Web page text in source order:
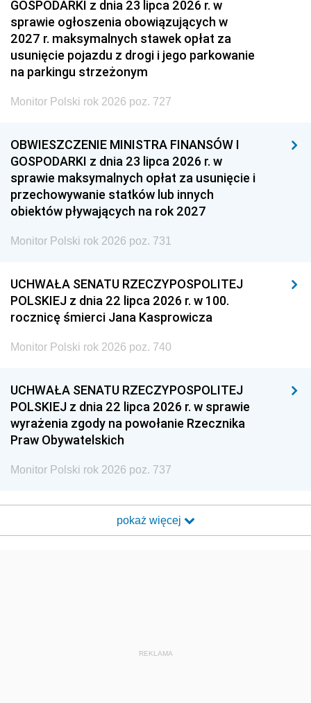
GOSPODARKI z dnia 23 lipca 2026 r. w
sprawie ogłoszenia obowiązujących w
2027 r. maksymalnych stawek opłat za
usunięcie pojazdu z drogi i jego parkowanie
na parkingu strzeżonym
Monitor Polski rok 2026 poz. 727
OBWIESZCZENIE MINISTRA FINANSÓW I
GOSPODARKI z dnia 23 lipca 2026 r. w
sprawie maksymalnych opłat za usunięcie i
przechowywanie statków lub innych
obiektów pływających na rok 2027
Monitor Polski rok 2026 poz. 731
UCHWAŁA SENATU RZECZYPOSPOLITEJ
POLSKIEJ z dnia 22 lipca 2026 r. w 100.
rocznicę śmierci Jana Kasprowicza
Monitor Polski rok 2026 poz. 740
UCHWAŁA SENATU RZECZYPOSPOLITEJ
POLSKIEJ z dnia 22 lipca 2026 r. w sprawie
wyrażenia zgody na powołanie Rzecznika
Praw Obywatelskich
Monitor Polski rok 2026 poz. 737
pokaż więcej
REKLAMA